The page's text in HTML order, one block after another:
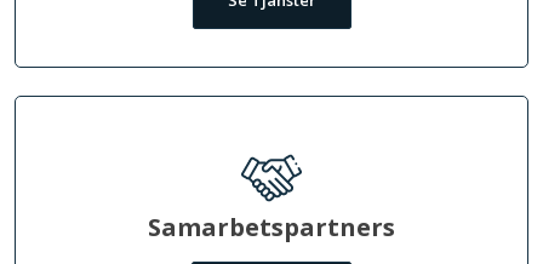
Samarbetspartners